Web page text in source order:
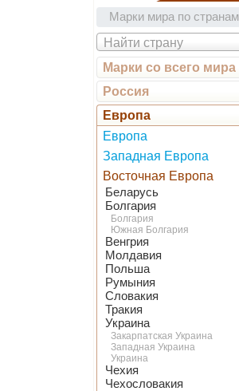
Марки мира по странам
Найти страну
Марки со всего мира
Россия
Европа
Европа
Западная Европа
Восточная Европа
Беларусь
Болгария
Болгария
Южная Болгария
Венгрия
Молдавия
Польша
Румыния
Словакия
Тракия
Украина
Закарпатская Украина
Западная Украина
Украина
Чехия
Чехословакия